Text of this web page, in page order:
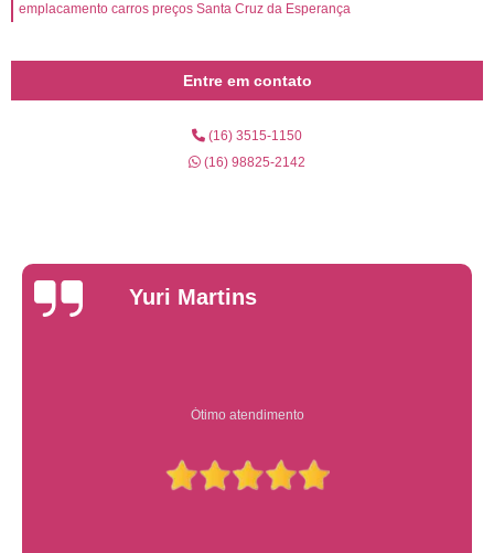
emplacamento carros preços Santa Cruz da Esperança
Entre em contato
(16) 3515-1150
(16) 98825-2142
Yuri Martins
Ótimo atendimento